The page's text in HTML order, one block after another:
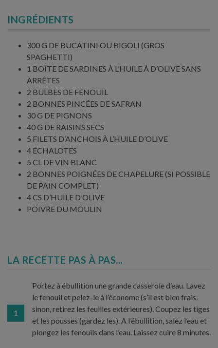
INGRÉDIENTS
300 G DE BUCATINI OU BIGOLI (GROS
SPAGHETTI)
1 BOÎTE DE SARDINES À L’HUILE À D’OLIVE SANS
ARRÊTES
2 BULBES DE FENOUIL
2 BONNES PINCÉES DE SAFRAN
30 G DE PIGNONS
40 G DE RAISINS SECS
5 FILETS D’ANCHOIS À L’HUILE D’OLIVE
4 ÉCHALOTES
5 CL DE VIN BLANC
2 BONNES POIGNÉES DE CHAPELURE (SI POSSIBLE
DE PAIN COMPLET)
4 CS D’HUILE D’OLIVE
POIVRE DU MOULIN
LA RECETTE PAS À PAS...
1
Portez à ébullition une grande casserole d’eau. Lavez
le fenouil et pelez-le à l’économe (s’il est bien frais,
sinon, retirez les feuilles extérieures). Coupez les tiges
et les pousses (gardez les). A l’ébullition, salez l’eau et
plongez les fenouils dans l’eau. Laissez cuire 8 minutes.